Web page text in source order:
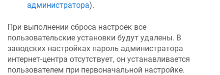
администратора).
При выполнении сброса настроек все
пользовательские установки будут удалены. В
заводских настройках пароль администратора
интернет-центра отсутствует, он устанавливается
пользователем при первоначальной настройке.